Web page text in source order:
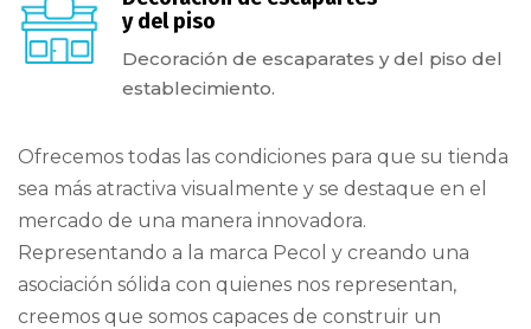
y del piso
Decoración de escaparates y del piso del
establecimiento.
Ofrecemos todas las condiciones para que su tienda
sea más atractiva visualmente y se destaque en el
mercado de una manera innovadora.
Representando a la marca Pecol y creando una
asociación sólida con quienes nos representan,
creemos que somos capaces de construir un